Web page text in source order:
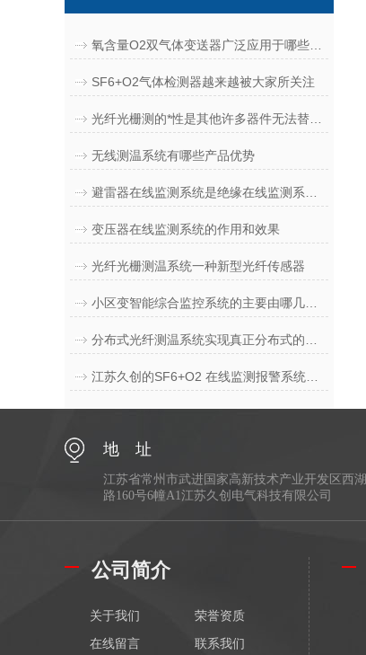
SF6+O2气体检测器越来越被大家所关注
无线测温系统有哪些产品优势
变压器在线监测系统的作用和效果
光纤光栅测温系统一种新型光纤传感器
地 址
江苏省常州市武进国家高新技术产业开发区西湖
路160号6幢A1江苏久创电气科技有限公司
公司简介
关于我们 荣誉资质
在线留言 联系我们